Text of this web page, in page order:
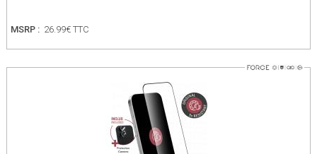
MSRP : 26.99€ TTC